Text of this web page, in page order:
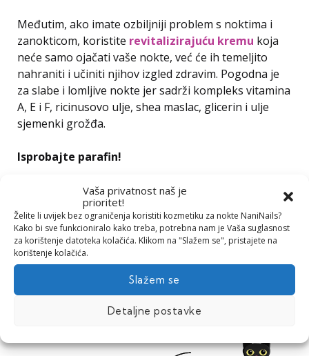
Vaša privatnost naš je
prioritet!
Želite li uvijek bez ograničenja koristiti kozmetiku za nokte NaniNails?
Kako bi sve funkcioniralo kako treba, potrebna nam je Vaša suglasnost
za korištenje datoteka kolačića. Klikom na "Slažem se", pristajete na
korištenje kolačića.
Slažem se
Detaljne postavke
Međutim, ako imate ozbiljniji problem s noktima i
zanokticom, koristite revitalizirajuću kremu koja
neće samo ojačati vaše nokte, već će ih temeljito
nahraniti i učiniti njihov izgled zdravim. Pogodna je
za slabe i lomljive nokte jer sadrži kompleks vitamina
A, E i F, ricinusovo ulje, shea maslac, glicerin i ulje
sjemenki grožđa.
Isprobajte parafin!
Jeste li čuli za parafin? Njegov šarm leži u tome da
potiče apsorpciju hranjivih sastojaka i vlage u kožu,
zbog čega ćete imati glatke ruke, stopala i laktove.
Za ovaj postupak potrebni su vamposuda za
parafin, kao i sam
regeneracije pomoći će vam da dovoljno hidratizirate
koji sadrži veliku količinu korisnih prirodnih tvari.